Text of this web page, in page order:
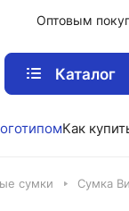
Оптовым
Каталог
Как
сумки Сумка